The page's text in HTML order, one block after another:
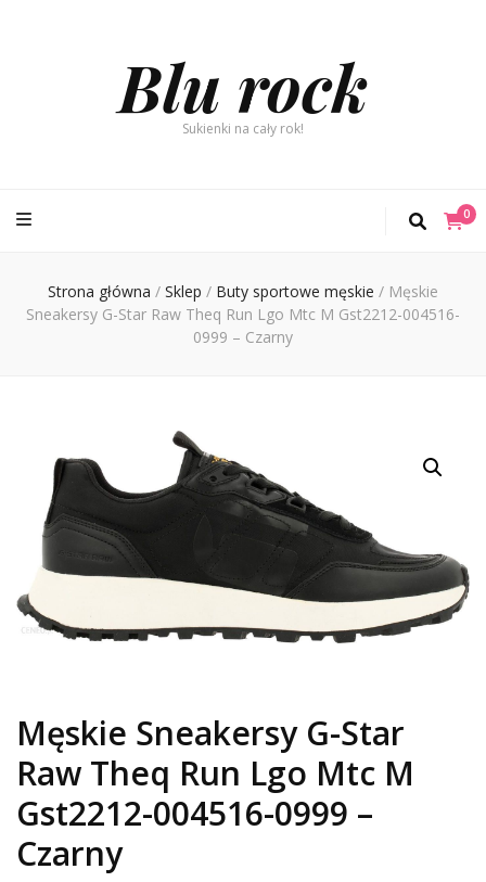
Blu rock
Sukienki na cały rok!
0
Strona główna / Sklep / Buty sportowe męskie / Męskie
Sneakersy G-Star Raw Theq Run Lgo Mtc M Gst2212-004516-
0999 – Czarny
Męskie Sneakersy G-Star
Raw Theq Run Lgo Mtc M
Gst2212-004516-0999 –
Czarny